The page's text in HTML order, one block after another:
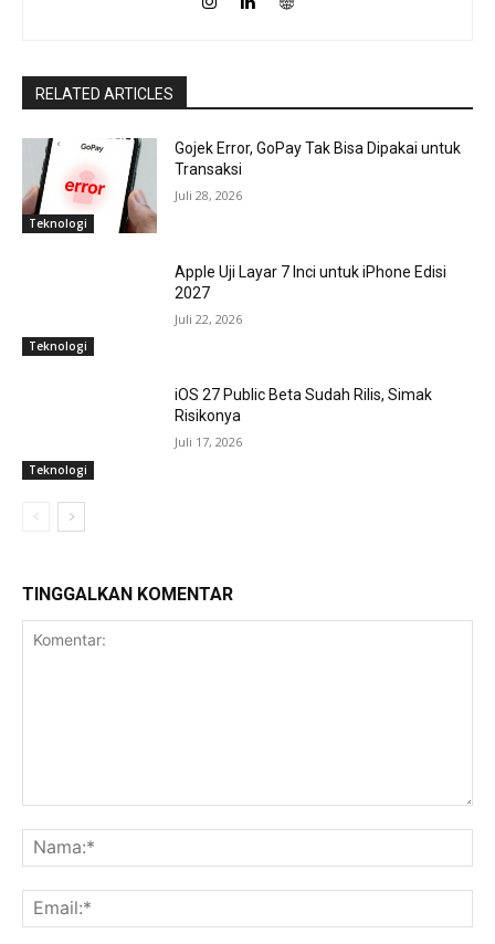
RELATED ARTICLES
Teknologi
Gojek Error, GoPay Tak Bisa Dipakai untuk
Transaksi
Juli 28, 2026
Teknologi
Apple Uji Layar 7 Inci untuk iPhone Edisi
2027
Juli 22, 2026
Teknologi
iOS 27 Public Beta Sudah Rilis, Simak
Risikonya
Juli 17, 2026
TINGGALKAN KOMENTAR